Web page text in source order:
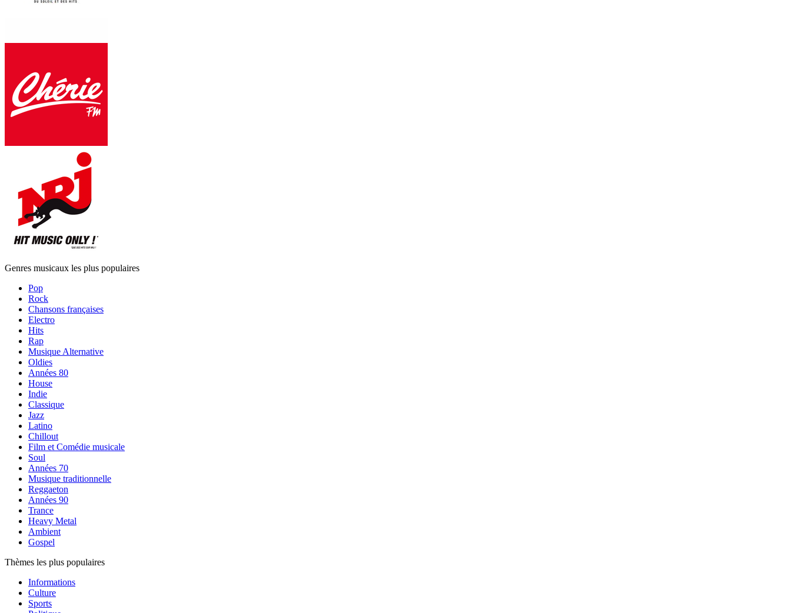
Genres musicaux les plus populaires
Pop
Rock
Chansons françaises
Electro
Hits
Rap
Musique Alternative
Oldies
Années 80
House
Indie
Classique
Jazz
Latino
Chillout
Film et Comédie musicale
Soul
Années 70
Musique traditionnelle
Reggaeton
Années 90
Trance
Heavy Metal
Ambient
Gospel
Thèmes les plus populaires
Informations
Culture
Sports